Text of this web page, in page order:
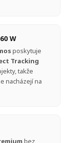
W
poskytuje
Tracking
takže
nacházejí na
bez